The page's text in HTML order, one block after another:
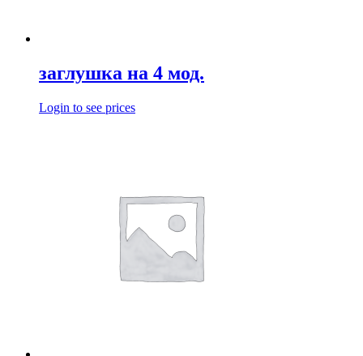
заглушка на 4 мод.
Login to see prices